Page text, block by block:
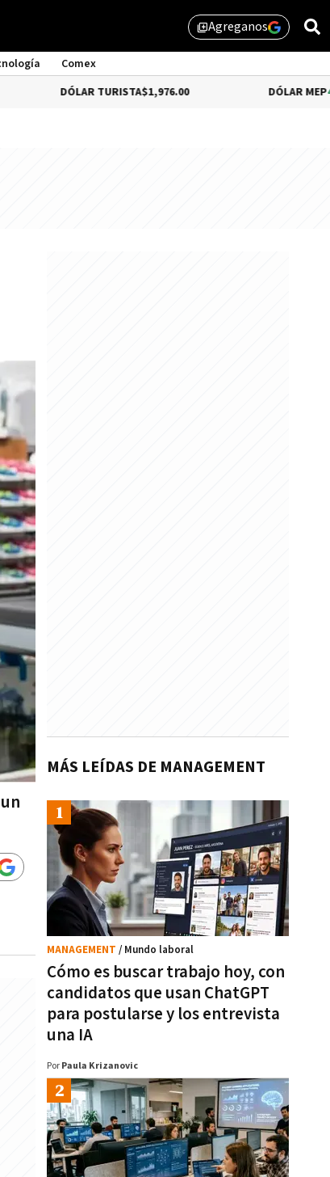
library_addAgreganos
Comex
DÓLAR TURISTA $1,976.00 DÓLAR MEP4.35%
MÁS LEÍDAS DE MANAGEMENT
Cómo es buscar trabajo hoy, con
candidatos que usan ChatGPT
para postularse y los entrevista
una IA
MANAGEMENT / Mundo laboral
Por Paula Krizanovic